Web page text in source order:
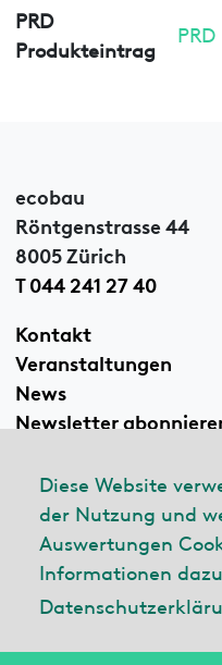
Diese Website
der Nutzung und
Auswertungen
Informationen
PRD
Produkteintrag
PRD
ecobau
Röntgenstrasse 44
8005 Zürich
T 044 241 27 40
Kontakt
Veranstaltungen
News
Newsletter
Linkedin
© 2026 ecobau